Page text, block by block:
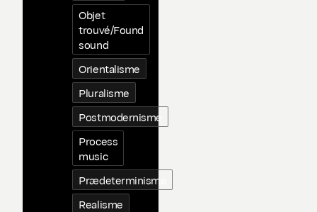
Objet
trouvé/Found
sound
Orientalisme
Pluralisme
Postmodernisme
Process
music
Prædeterminisme
Realisme